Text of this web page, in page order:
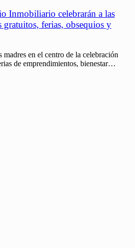
Inmobiliario celebrarán a las
gratuitos, ferias, obsequios y
en el centro de la celebración
de emprendimientos, bienestar…